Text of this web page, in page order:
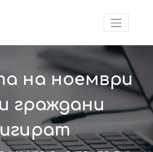
на ноември
граждани